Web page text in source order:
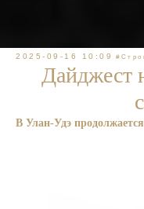
2025-09-16 10:09
Дайджест
В Улан-Удэ